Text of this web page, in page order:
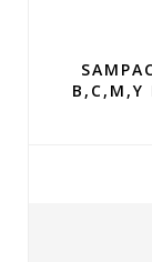
B,C,M,Y